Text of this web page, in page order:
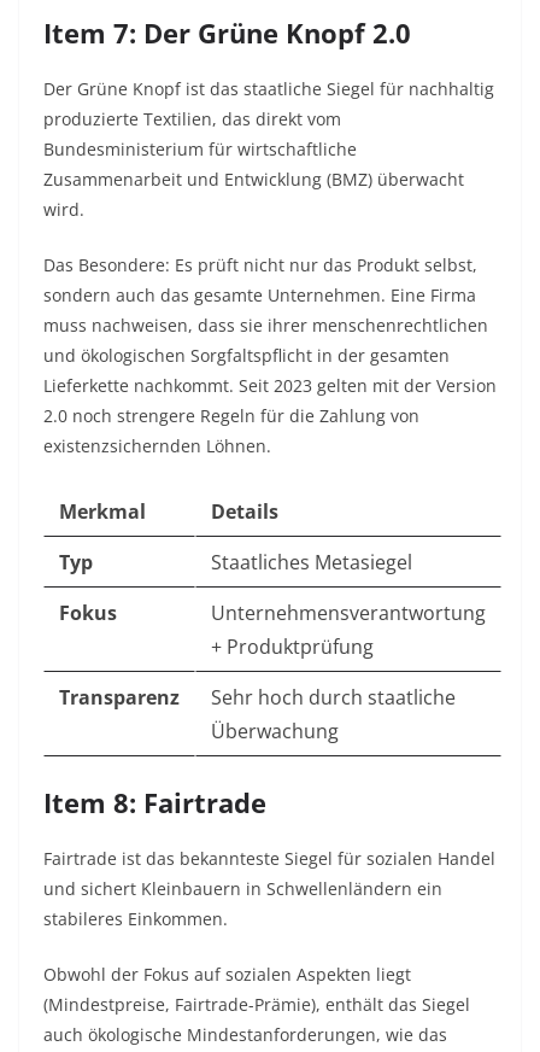
Item 7: Der Grüne Knopf 2.0
Der Grüne Knopf ist das staatliche Siegel für nachhaltig
produzierte Textilien, das direkt vom
Bundesministerium für wirtschaftliche
Zusammenarbeit und Entwicklung (BMZ) überwacht
wird.
Das Besondere: Es prüft nicht nur das Produkt selbst,
sondern auch das gesamte Unternehmen. Eine Firma
muss nachweisen, dass sie ihrer menschenrechtlichen
und ökologischen Sorgfaltspflicht in der gesamten
Lieferkette nachkommt. Seit 2023 gelten mit der Version
2.0 noch strengere Regeln für die Zahlung von
existenzsichernden Löhnen.
Merkmal
Details
Typ
Staatliches Metasiegel
Fokus
Unternehmensverantwortung
+ Produktprüfung
Transparenz
Sehr hoch durch staatliche
Überwachung
Item 8: Fairtrade
Fairtrade ist das bekannteste Siegel für sozialen Handel
und sichert Kleinbauern in Schwellenländern ein
stabileres Einkommen.
Obwohl der Fokus auf sozialen Aspekten liegt
(Mindestpreise, Fairtrade-Prämie), enthält das Siegel
auch ökologische Mindestanforderungen, wie das